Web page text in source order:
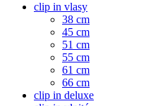
clip in vlasy
38 cm
45 cm
51 cm
55 cm
61 cm
66 cm
clip in deluxe